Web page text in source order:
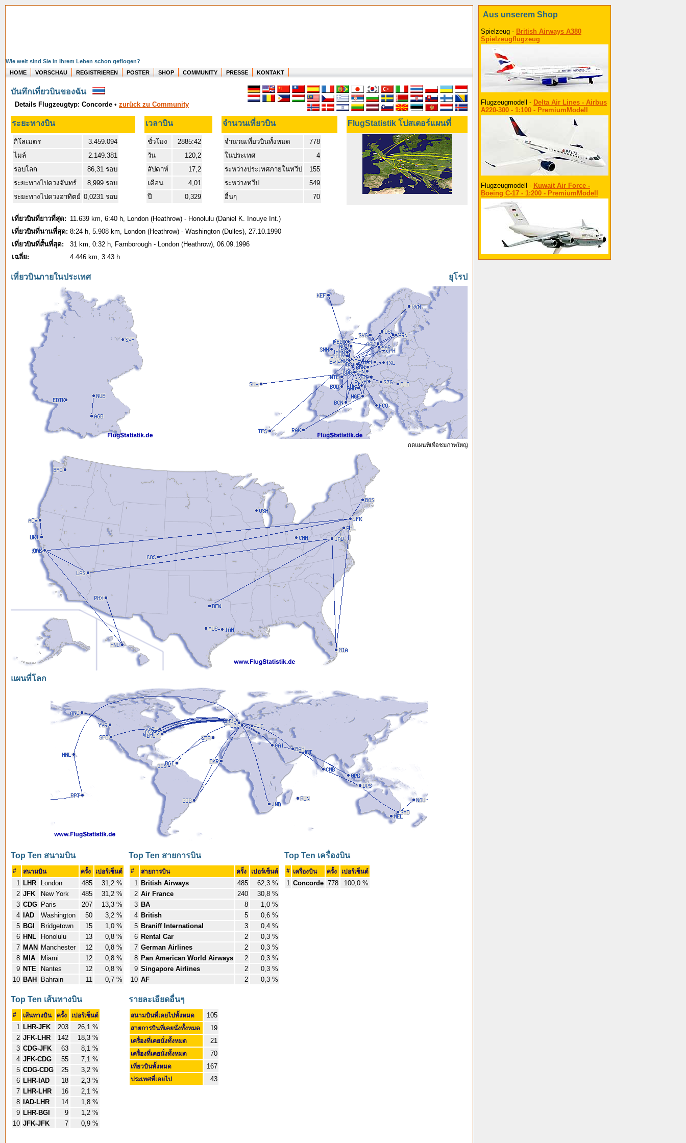
Wie weit sind Sie in Ihrem Leben schon geflogen?
HOME
VORSCHAU REGISTRIEREN POSTER SHOP COMMUNITY PRESSE KONTAKT
บันทึกเที่ยวบินของฉัน
Details Flugzeugtyp: Concorde • zurück zu Community
ระยะทางบิน เวลาบิน จำนวนเที่ยวบิน FlugStatistik โปสเตอร์แผนที่
กิโลเมตร
3.459.094
ไมล์
2.149.381
รอบโลก
86,31 รอบ
ระยะทางไปดวงจันทร์
8,999 รอบ
ระยะทางไปดวงอาทิตย์ 0,0231 รอบ
ชั่วโมง
2885:42
วัน
120,2
สัปดาห์
17,2
เดือน
4,01
ปี
0,329
จำนวนเที่ยวบินทั้งหมด
778
ในประเทศ
4
ระหว่างประเทศภายในทวีป
155
ระหว่างทวีป
549
อื่นๆ
70
เที่ยวบินที่ยาวที่สุด: 11.639 km, 6:40 h, London (Heathrow) - Honolulu (Daniel K. Inouye Int.)
เที่ยวบินที่นานที่สุด: 8:24 h, 5.908 km, London (Heathrow) - Washington (Dulles), 27.10.1990
เที่ยวบินที่สั้นที่สุด:
31 km, 0:32 h, Farnborough - London (Heathrow), 06.09.1996
เฉลี่ย:
4.446 km, 3:43 h
เที่ยวบินภายในประเทศ ยุโรป
กดแผนที่เพื่อชมภาพใหญ่
แผนที่โลก
Top Ten สนามบิน
# สนามบิน ครั้ง เปอร์เซ็นต์
1 LHR London 485
31,2 %
2 JFK New York 485
31,2 %
3 CDG Paris 207
13,3 %
4
IAD Washington 50
3,2 %
5 BGI Bridgetown 15
1,0 %
6 HNL Honolulu 13
0,8 %
7 MAN Manchester 12
0,8 %
8 MIA Miami 12
0,8 %
9 NTE Nantes 12
0,8 %
10 BAH Bahrain 11 0,7 %
Top Ten สายการบิน
# สายการบิน ครั้ง เปอร์เซ็นต์
1 British Airways 485
62,3 %
2 Air France 240
30,8 %
3 BA 8
1,0 %
4 British 5
0,6 %
5 Braniff International 3
0,4 %
6 Rental Car 2
0,3 %
7 German Airlines 2
0,3 %
8 Pan American World Airways 2
0,3 %
9 Singapore Airlines 2
0,3 %
10 AF 2 0,3 %
Top Ten เครื่องบิน
# เครื่องบิน ครั้ง เปอร์เซ็นต์
1 Concorde 778 100,0 %
Top Ten เส้นทางบิน
# เส้นทางบิน ครั้ง เปอร์เซ็นต์
1 LHR-JFK 203
26,1 %
2 JFK-LHR 142
18,3 %
3 CDG-JFK 63
8,1 %
4 JFK-CDG 55
7,1 %
5 CDG-CDG 25
3,2 %
6 LHR-IAD 18
2,3 %
7 LHR-LHR 16
2,1 %
8
IAD-LHR 14
1,8 %
9 LHR-BGI 9
1,2 %
10 JFK-JFK 7 0,9 %
รายละเอียดอื่นๆ
สนามบินที่เคยไปทั้งหมด 105
สายการบินที่เคยนั่งทั้งหมด 19
เครื่องที่เคยนั่งทั้งหมด 21
เครื่องที่เคยนั่งทั้งหมด 70
เที่ยวบินทั้งหมด 167
ประเทศที่เคยไป 43
Aus unserem Shop
Spielzeug - British Airways A380
Spielzeugflugzeug
Flugzeugmodell - Delta Air Lines - Airbus
A220-300 - 1:100 - PremiumModell
Flugzeugmodell - Kuwait Air Force -
Boeing C-17 - 1:200 - PremiumModell